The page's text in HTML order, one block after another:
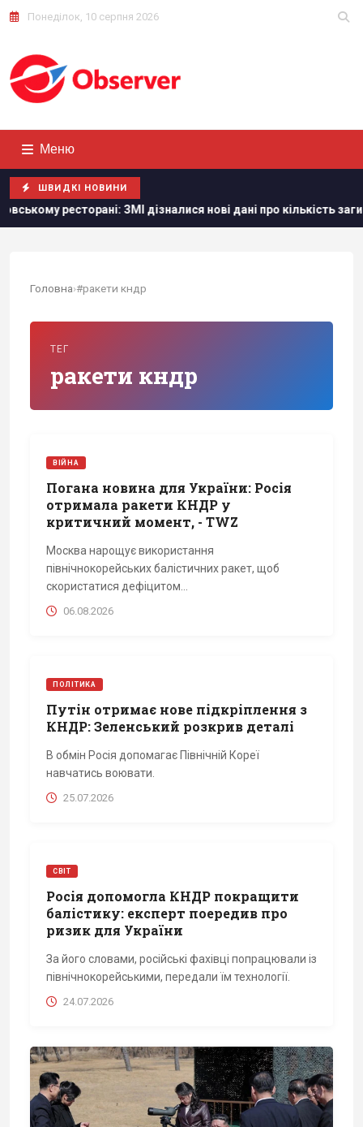
Понеділок, 10 серпня 2026
Меню
ШВИДКІ НОВИНИ
ЗМІ дізналися нові дані про кількість загиблих
Головна›#ракети кндр
ТЕГ
ракети кндр
ВІЙНА
Погана новина для України: Росія
отримала ракети КНДР у
критичний момент, - TWZ
Москва нарощує використання
північнокорейських балістичних ракет, щоб
скористатися дефіцитом...
06.08.2026
ПОЛІТИКА
Путін отримає нове підкріплення з
КНДР: Зеленський розкрив деталі
В обмін Росія допомагає Північній Кореї
навчатись воювати.
25.07.2026
СВІТ
Росія допомогла КНДР покращити
балістику: експерт поередив про
ризик для України
За його словами, російські фахівці попрацювали із
північнокорейськими, передали їм технології.
24.07.2026